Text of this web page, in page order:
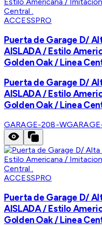
ACCESSPRO
Puerta de Garage D/
AISLADA / Estilo
Golden Oak / Linea
Puerta de Garage D/
AISLADA / Estilo
Golden Oak / Linea
GARAGE-208-W
ACCESSPRO
Puerta de Garage D/
AISLADA / Estilo
Golden Oak / Linea